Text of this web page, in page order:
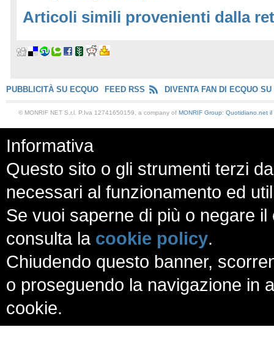
Articoli simili provenienti dalla
PUBBLICITÀ SU ECQUO FEED RSS DIVENTA FAN DI ECQUO SU
© MONRIF NET S.r.l. P.Iva 12741650159, a company of MONRIF Group: Quotidiano.net il
Informativa
Questo sito o gli strumenti terzi
necessari al funzionamento ed
Se vuoi saperne di più o negare
consulta la cookie policy.
Chiudendo questo banner,
o proseguendo la navigazione in
cookie.